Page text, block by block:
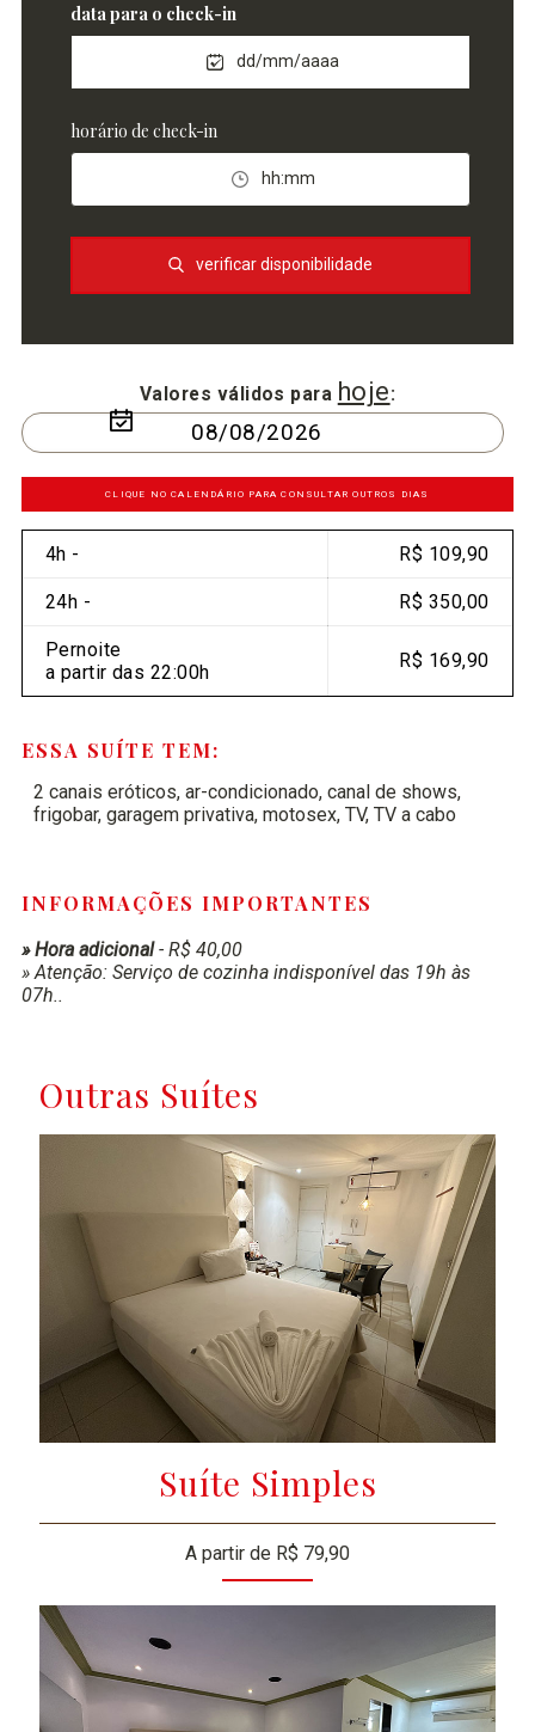
data para o check-in
dd/mm/aaaa
horário de check-in
hh:mm
verificar disponibilidade
Valores válidos para hoje:
CLIQUE NO CALENDÁRIO PARA CONSULTAR OUTROS DIAS
4h - R$ 109,90
24h - R$ 350,00
Pernoite
a partir das 22:00h
R$ 169,90
ESSA SUÍTE TEM:
2 canais eróticos, ar-condicionado, canal de shows,
frigobar, garagem privativa, motosex, TV, TV a cabo
INFORMAÇÕES IMPORTANTES
» Hora adicional- R$ 40,00
» Atenção: Serviço de cozinha indisponível das 19h às
07h..
Outras Suítes
Suíte Simples
A partir de R$ 79,90